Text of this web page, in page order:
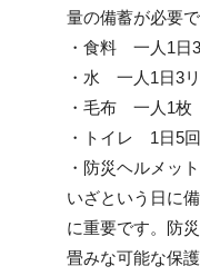
量の備蓄が必要で
・食料 一人1
・水 一人1日3
・毛布 一人1枚
・トイレ 1日5
・防災ヘルメッ
いざという日に
に重要です。防
畳みな可能な保